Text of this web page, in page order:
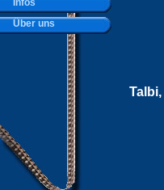
Infos
Über uns